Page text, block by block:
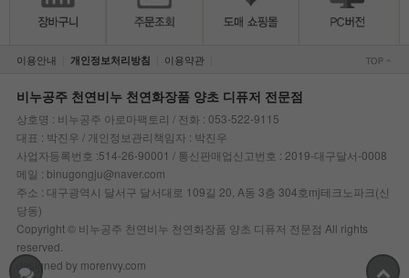
이용안내 개인정보처리방침 이용약관|
비누공주 천연비누 천연화장품 양초 디퓨저 전문점
상호명 : 비누공주 아로마팩토리 / 전화 : 053-522-9115
대표 : 박진우 / 개인정보관리책임자 : 박진우
사업자등록번호 :514-26-90001 / 통신판매업신고번호 : 2019-대구달서-0008
메일 : binugongju@naver.com
주소 : 대구광역시 달서구 달서대로 109길 20, A동 3층 304호mj테크노파크(신
당동)
Copyright © 비누공주 천연비누 천연화장품 양초 디퓨저 전문점 All rights
reserved.
designed by morenvy.com